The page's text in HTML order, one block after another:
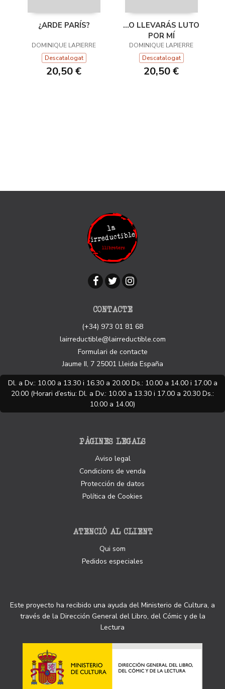
¿ARDE PARÍS?
DOMINIQUE LAPIERRE
Descatalogat
20,50 €
...O LLEVARÁS LUTO
POR MÍ
DOMINIQUE LAPIERRE
Descatalogat
20,50 €
CONTACTE
(+34) 973 01 81 68
lairreductible@lairreductible.com
Formulari de contacte
Jaume II, 7 25001 Lleida España
Dl. a Dv.: 10.00 a 13.30 i 16.30 a 20.00 Ds.: 10.00 a 14.00 i 17.00 a
20.00 (Horari d’estiu: Dl. a Dv.: 10.00 a 13.30 i 17.00 a 20.30 Ds.:
10.00 a 14.00)
PÀGINES LEGALS
Aviso legal
Condicions de venda
Protección de datos
Política de Cookies
ATENCIÓ AL CLIENT
Qui som
Pedidos especiales
Este proyecto ha recibido una ayuda del Ministerio de Cultura, a
través de la Dirección General del Libro, del Cómic y de la
Lectura